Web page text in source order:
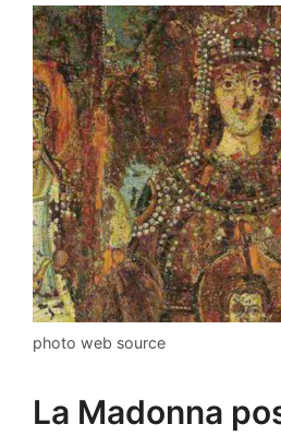
photo web source
La Madonna